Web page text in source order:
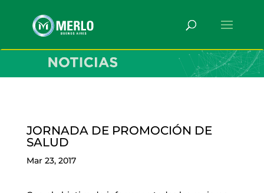
JORNADA DE PROMOCIÓN DE
SALUD
Mar 23, 2017